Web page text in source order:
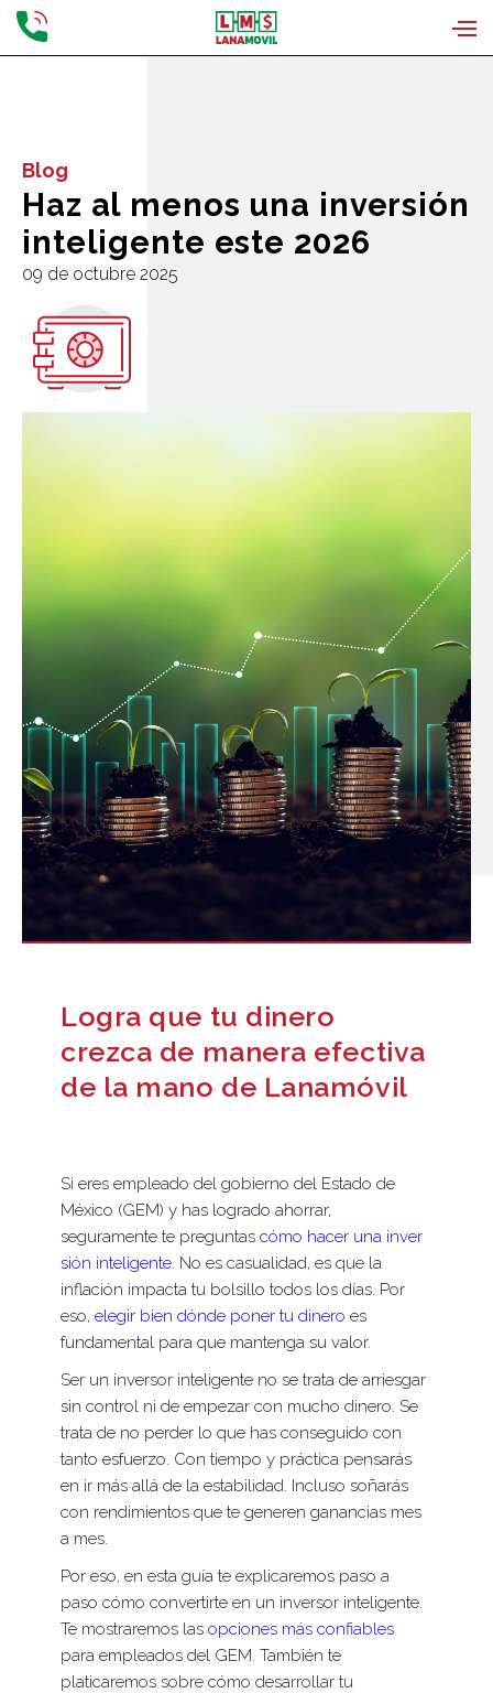
Blog
Haz al menos una inversión
inteligente este 2026
09 de octubre 2025
Logra que tu dinero
crezca de manera efectiva
de la mano de Lanamóvil
Si eres empleado del gobierno del Estado de
México (GEM) y has logrado ahorrar,
seguramente te preguntas cómo hacer una inver
sión inteligente. No es casualidad, es que la
inflación impacta tu bolsillo todos los días. Por
eso, elegir bien dónde poner tu dinero es
fundamental para que mantenga su valor.
Ser un inversor inteligente no se trata de arriesgar
sin control ni de empezar con mucho dinero. Se
trata de no perder lo que has conseguido con
tanto esfuerzo. Con tiempo y práctica pensarás
en ir más allá de la estabilidad. Incluso soñarás
con rendimientos que te generen ganancias mes
a mes.
Por eso, en esta guía te explicaremos paso a
paso cómo convertirte en un inversor inteligente.
Te mostraremos las opciones más confiables
para empleados del GEM. También te
platicaremos sobre cómo desarrollar tu